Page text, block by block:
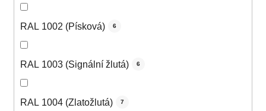
RAL 1002 (Písková) 6
RAL 1003 (Signální žlutá) 6
RAL 1004 (Zlatožlutá) 7